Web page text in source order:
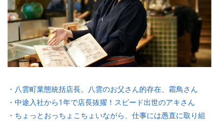
・八雲町業態統括店長。八雲のお父さん的存在、霜鳥さん
・中途入社から1年で店長抜擢！スピード出世のアキさん
・ちょっとおっちょこちょいながら、仕事には愚直に取り組